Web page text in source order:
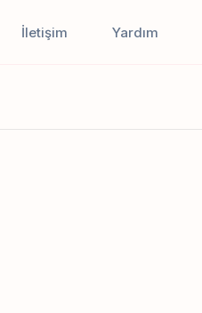
İletişim Yardım